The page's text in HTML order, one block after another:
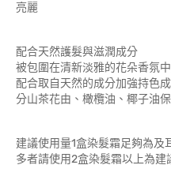
亮麗
配合天然護髮與滋潤成分
被包圍在清新淡雅的花朵香氛
配合取自天然的成分加強持色
分山茶花由、橄欖油、椰子油
建議使用量1盒染髮霜足夠為
多者請使用2盒染髮霜以上為建